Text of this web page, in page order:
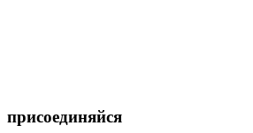
присоединяйся